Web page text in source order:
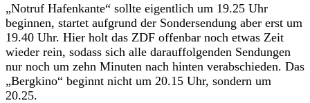
„Notruf Hafenkante“ sollte eigentlich um 19.25 Uhr
beginnen, startet aufgrund der Sondersendung aber erst um
19.40 Uhr. Hier holt das ZDF offenbar noch etwas Zeit
wieder rein, sodass sich alle darauffolgenden Sendungen
nur noch um zehn Minuten nach hinten verabschieden. Das
„Bergkino“ beginnt nicht um 20.15 Uhr, sondern um
20.25.